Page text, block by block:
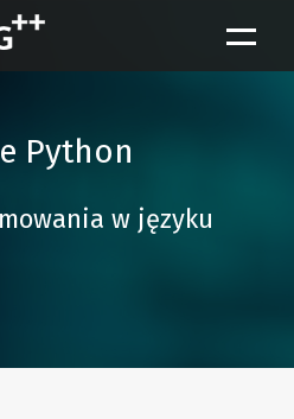
Python
w języku